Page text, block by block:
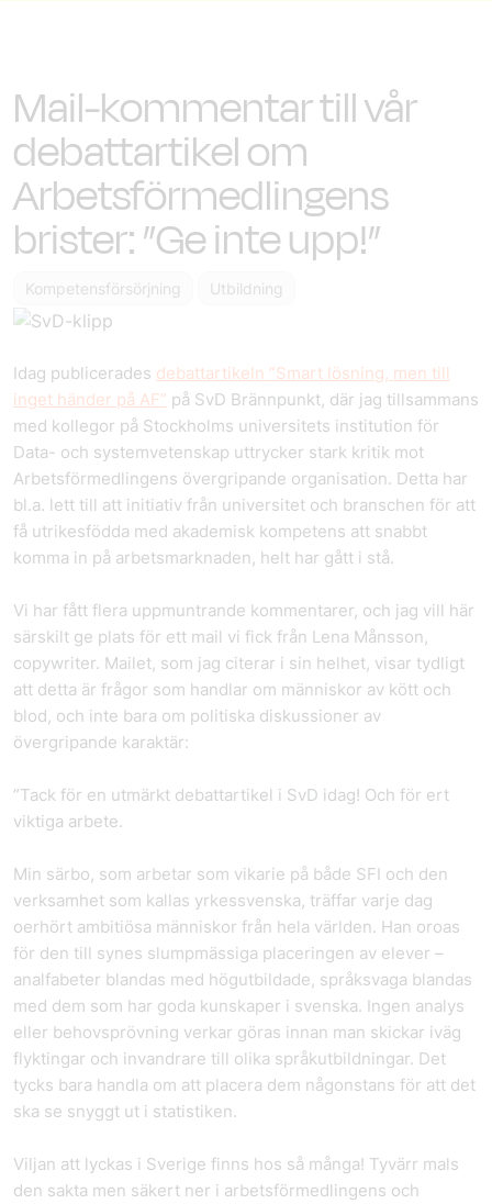
Mail-kommentar till vår
debattartikel om
Arbetsförmedlingens
brister: ”Ge inte upp!”
Kompetensförsörjning Utbildning
Idag publicerades debattartikeln ”Smart lösning, men till
inget händer på AF” på SvD Brännpunkt, där jag tillsammans
med kollegor på Stockholms universitets institution för
Data- och systemvetenskap uttrycker stark kritik mot
Arbetsförmedlingens övergripande organisation. Detta har
bl.a. lett till att initiativ från universitet och branschen för att
få utrikesfödda med akademisk kompetens att snabbt
komma in på arbetsmarknaden, helt har gått i stå.
Vi har fått flera uppmuntrande kommentarer, och jag vill här
särskilt ge plats för ett mail vi fick från Lena Månsson,
copywriter. Mailet, som jag citerar i sin helhet, visar tydligt
att detta är frågor som handlar om människor av kött och
blod, och inte bara om politiska diskussioner av
övergripande karaktär:
”Tack för en utmärkt debattartikel i SvD idag! Och för ert
viktiga arbete.
Min särbo, som arbetar som vikarie på både SFI och den
verksamhet som kallas yrkessvenska, träffar varje dag
oerhört ambitiösa människor från hela världen. Han oroas
för den till synes slumpmässiga placeringen av elever –
analfabeter blandas med högutbildade, språksvaga blandas
med dem som har goda kunskaper i svenska. Ingen analys
eller behovsprövning verkar göras innan man skickar iväg
flyktingar och invandrare till olika språkutbildningar. Det
tycks bara handla om att placera dem någonstans för att det
ska se snyggt ut i statistiken.
Viljan att lyckas i Sverige finns hos så många! Tyvärr mals
den sakta men säkert ner i arbetsförmedlingens och